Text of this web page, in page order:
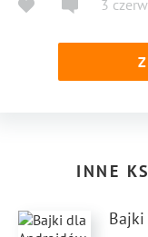
Słoneczny i nas
3
INNE